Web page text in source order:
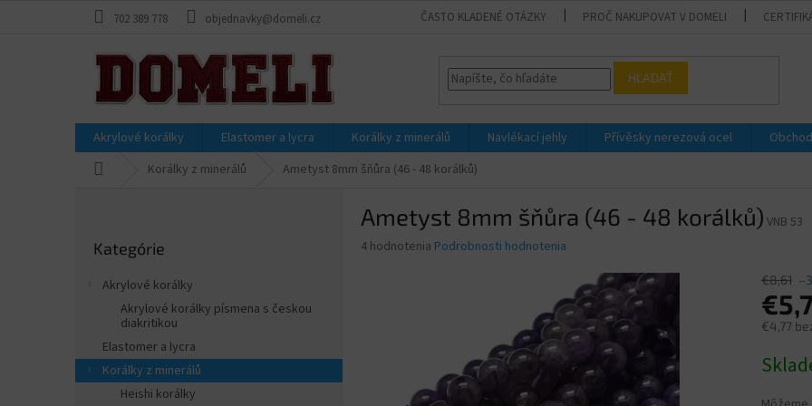
702 389 778 objednavky@domeli.cz ČASTO KLADENÉ OTÁZKY PROČ NAKUPOVAT V DOMELI
HĽADAŤ
Akrylové korálky Elastomer a lycra Korálky z minerálů Navlékací jehly Přívěsky nerezová ocel
Korálky z minerálů Ametyst 8mm šňůra (46 - 48 korálků)
e
l
kategórie
Kategórie
Akrylové korálky
Akrylové korálky písmena s českou
diakritikou
Elastomer a lycra
Korálky z minerálů
Heishi korálky
Ametyst 8mm šňůra (46 - 48 korálků) VNB 53
Priemerné
4 hodnotenia Podrobnosti hodnotenia
€8,61
€4,77
cena: